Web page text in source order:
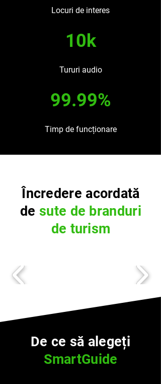
Locuri de interes
10k
Tururi audio
99.99%
Timp de funcționare
Încredere acordată
de sute de branduri
de turism
De ce să alegeți
SmartGuide